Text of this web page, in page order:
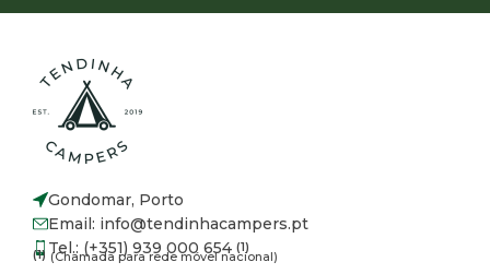
Gondomar, Porto
Email: info@tendinhacampers.pt
Tel.: (+351) 939 000 654 (1)
(1) (Chamada para rede móvel nacional)